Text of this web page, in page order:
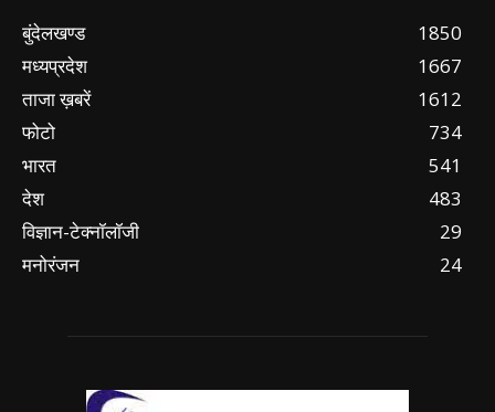
बुंदेलखण्ड
1850
मध्यप्रदेश
1667
ताजा ख़बरें
1612
फोटो
734
भारत
541
देश
483
विज्ञान-टेक्नॉलॉजी
29
मनोरंजन
24